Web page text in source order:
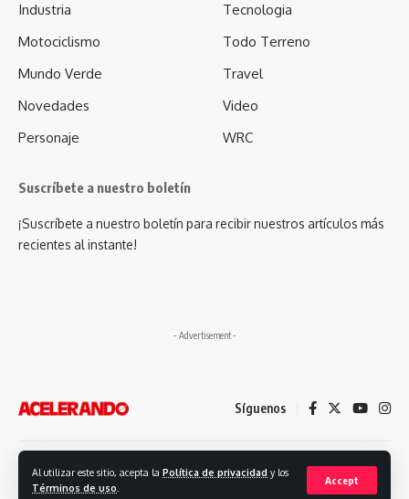
Al utilizar este sitio, acepta la Política de privacidad y los
Términos de uso
Accept
Industria
Motociclismo
Mundo Verde
Novedades
Personaje
Tecnologia
Todo Terreno
Travel
Video
WRC
Suscríbete a nuestro boletín
¡Suscríbete a nuestro boletín para recibir nuestros artículos más
recientes al instante!
- Advertisement -
Síguenos
© 2023. Revista Acelerando, Todos los derechos reservados
Desarrollado por: Futuro Comunicación